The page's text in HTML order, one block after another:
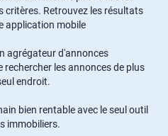
critères. Retrouvez les résultats
application mobile
agrégateur d'annonces
les annonces de plus
endroit.
bien rentable avec le seul outil
immobiliers.